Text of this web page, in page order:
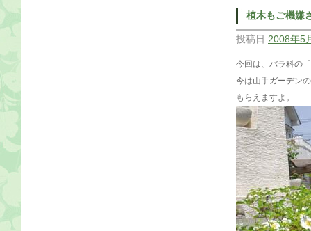
植木もご機嫌
投稿日 2008年5
今回は、バラ科の
今は山手ガーデン
もらえますよ。